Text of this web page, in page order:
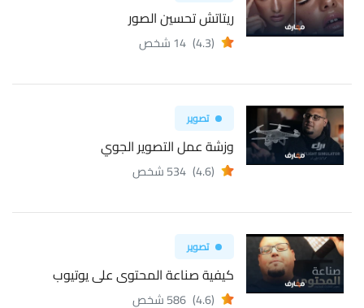
ريتاتش تحسين الصور
(4.3) 14 شخص
تصوير
وزشة عمل التصوير الجوي
(4.6) 534 شخص
تصوير
كيفية صناعة المحتوى على يوتيوب
(4.6) 586 شخص